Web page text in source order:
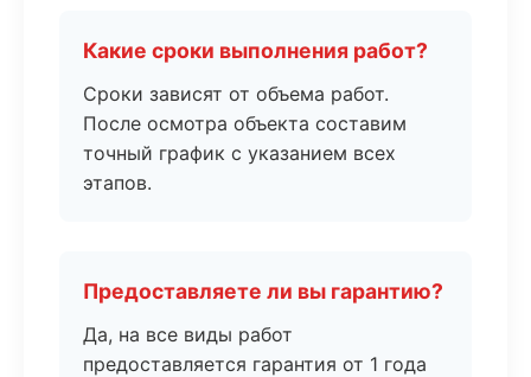
Какие сроки выполнения работ?
Сроки зависят от объема работ.
После осмотра объекта составим
точный график с указанием всех
этапов.
Предоставляете ли вы гарантию?
Да, на все виды работ
предоставляется гарантия от 1 года